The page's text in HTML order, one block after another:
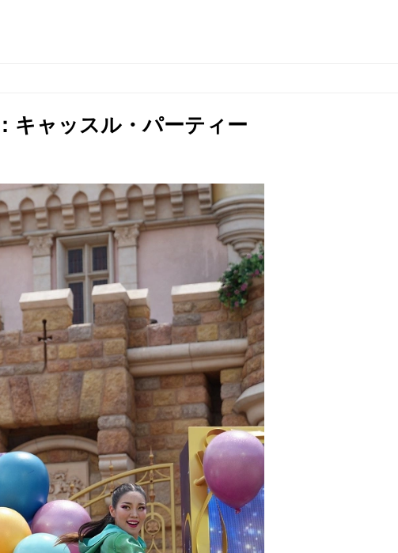
キャッスル・パーティー